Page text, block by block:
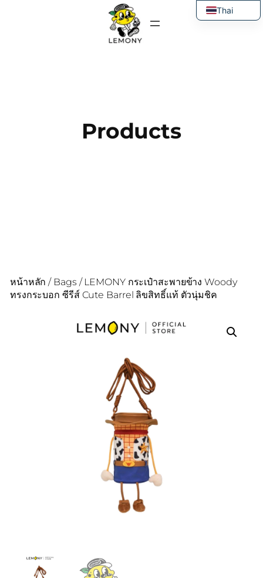
Products
หน้าหลัก / Bags / LEMONY กระเป๋าสะพายข้าง Woody
ทรงกระบอก ซีรีส์ Cute Barrel ลิขสิทธิ์แท้ ตัวนุ่มชิค
Thai